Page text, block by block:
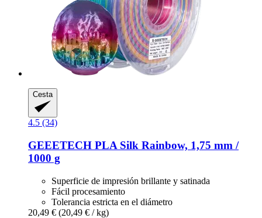
Cesta
4.5 (34)
GEEETECH PLA Silk Rainbow, 1,75 mm /
1000 g
Superficie de impresión brillante y satinada
Fácil procesamiento
Tolerancia estricta en el diámetro
20,49 € (20,49 € / kg)